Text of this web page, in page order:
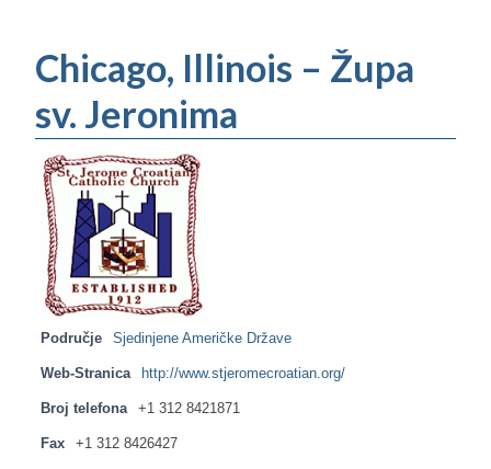
Chicago, Illinois – Župa
sv. Jeronima
Područje Sjedinjene Američke Države
Web-Stranica http://www.stjeromecroatian.org/
Broj telefona +1 312 8421871
Fax +1 312 8426427